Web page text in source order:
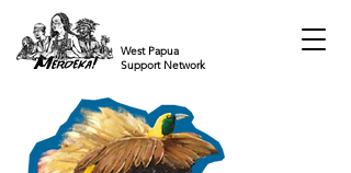
West Papua
Support Network